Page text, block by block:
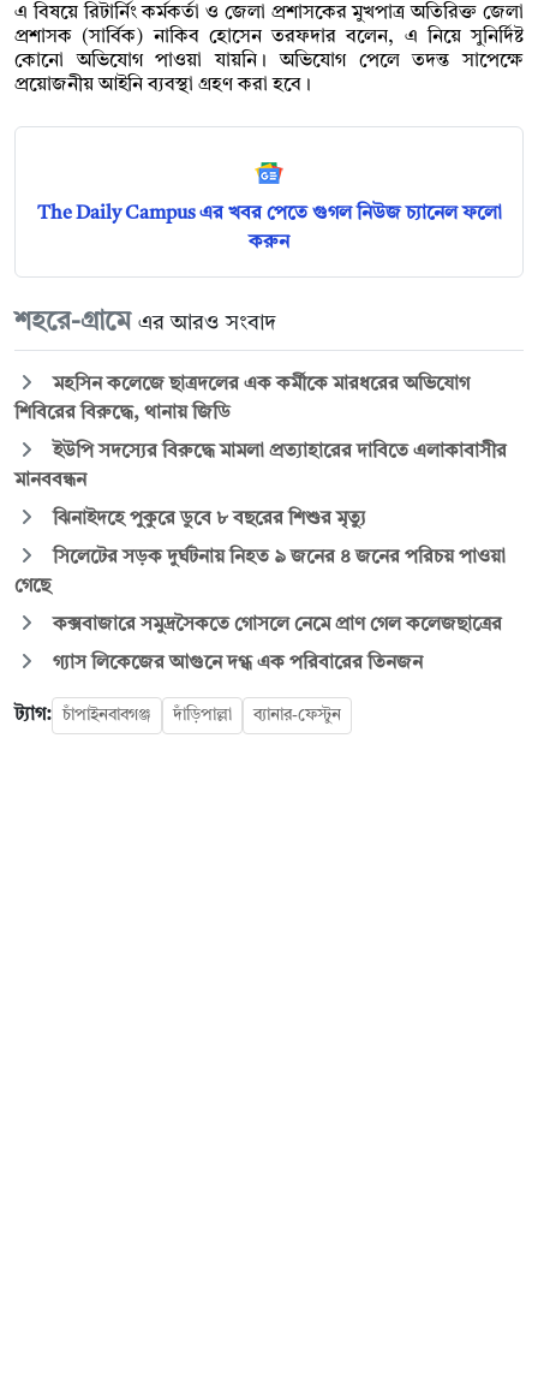
এ বিষয়ে রিটার্নিং কর্মকর্তা ও জেলা প্রশাসকের মুখপাত্র অতিরিক্ত জেলা
প্রশাসক (সার্বিক) নাকিব হোসেন তরফদার বলেন, এ নিয়ে সুনির্দিষ্ট
কোনো অভিযোগ পাওয়া যায়নি। অভিযোগ পেলে তদন্ত সাপেক্ষে
প্রয়োজনীয় আইনি ব্যবস্থা গ্রহণ করা হবে।
The Daily Campus এর খবর পেতে গুগল নিউজ চ্যানেল ফলো
করুন
শহরে-গ্রামে এর আরও সংবাদ
মহসিন কলেজে ছাত্রদলের এক কর্মীকে মারধরের অভিযোগ
শিবিরের বিরুদ্ধে, থানায় জিডি
ইউপি সদস্যের বিরুদ্ধে মামলা প্রত্যাহারের দাবিতে এলাকাবাসীর
মানববন্ধন
ঝিনাইদহে পুকুরে ডুবে ৮ বছরের শিশুর মৃত্যু
সিলেটের সড়ক দুর্ঘটনায় নিহত ৯ জনের ৪ জনের পরিচয় পাওয়া
গেছে
কক্সবাজারে সমুদ্রসৈকতে গোসলে নেমে প্রাণ গেল কলেজছাত্রের
গ্যাস লিকেজের আগুনে দগ্ধ এক পরিবারের তিনজন
ট্যাগ: চাঁপাইনবাবগঞ্জ দাঁড়িপাল্লা ব্যানার-ফেস্টুন